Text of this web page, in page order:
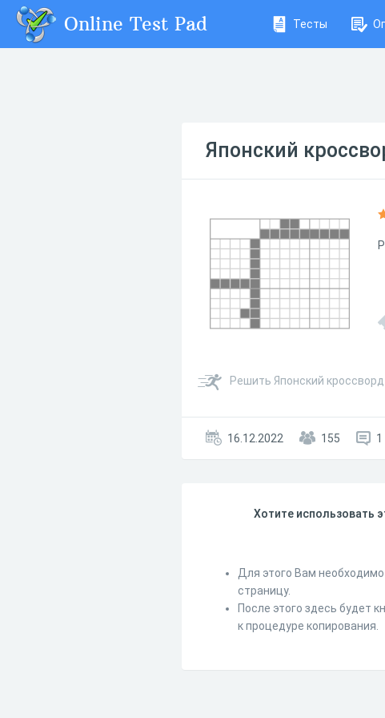
Online Test Pad Тесты
Японский
Решить Японский
16.12.2022 155 1
Хотите использовать
Для этого Вам необходимо
страницу.
После этого здесь будет
к процедуре копирования.